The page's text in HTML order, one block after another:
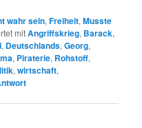
wahr sein,Freiheit,Musste
mitAngriffskrieg, Barack,
, Deutschlands,Georg,
, Piraterie, Rohstoff,
,wirtschaft,